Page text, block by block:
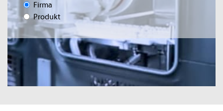
Firma
Produkt